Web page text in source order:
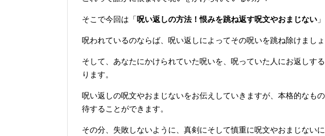
そこで今回は「 呪い返しの方法！恨みを跳ね返す呪文やおまじない
呪われているのならば、呪い返しによってその呪いを跳ね除けましょ
そして、あなたにかけられていた呪いを、呪っていた人にお返しす
ります。
呪い返しの呪文やおまじないをお伝えしていきますが、本格的なも
待することができます。
その分、失敗しないように、真剣にそして慎重に呪文やおまじない